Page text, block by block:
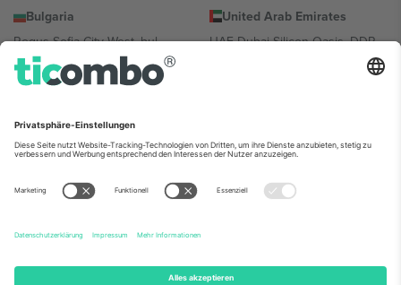
Bulgaria
Regus Sofia City West, bul
Totleben 53-55, 1606 Sofia,
Bulgaria
United Arab Emirates
UAE Dubai Silicon Oasis, DDP
Building A1, Office 302, Dubai,
Mexico
Av Chapultepec 360, Roma
Norte, Cuauhtémoc, 06700
Ciudad de México, CDMX,
Mexico
Die juristische Person des Plattformanbieters kann je nach
Informationen finden Sie auf der jeweiligen Veranstaltungsseite, im